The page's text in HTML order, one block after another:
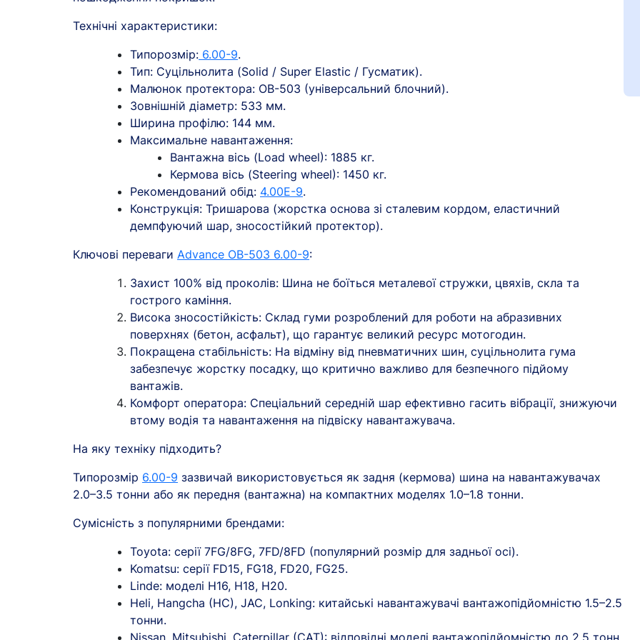
Кошик
У кошику немає товарів.
Помилка:Contact form не
Ваш номер надіслано.
Оператор зв’яжеться з
найближчим часом
Технічні характеристики:
Типорозмір: 6.00-9.
Тип: Суцільнолита (Solid / Super Elastic / Гусматик).
Малюнок протектора: OB-503 (універсальний блочний).
Зовнішній діаметр: 533 мм.
Ширина профілю: 144 мм.
Максимальне навантаження:
Вантажна вісь (Load wheel): 1885 кг.
Кермова вісь (Steering wheel): 1450 кг.
Рекомендований обід: 4.00E-9.
Конструкція: Тришарова (жорстка основа зі сталевим кордом, еластичний
демпфуючий шар, зносостійкий протектор).
Ключові переваги Advance OB-503 6.00-9:
Захист 100% від проколів: Шина не боїться металевої стружки, цвяхів, скла та
гострого каміння.
Висока зносостійкість: Склад гуми розроблений для роботи на абразивних
поверхнях (бетон, асфальт), що гарантує великий ресурс мотогодин.
Покращена стабільність: На відміну від пневматичних шин, суцільнолита гума
забезпечує жорстку посадку, що критично важливо для безпечного підйому
вантажів.
Комфорт оператора: Спеціальний середній шар ефективно гасить вібрації, знижуючи
втому водія та навантаження на підвіску навантажувача.
На яку техніку підходить?
Типорозмір 6.00-9 зазвичай використовується як задня (кермова) шина на навантажувачах
2.0–3.5 тонни або як передня (вантажна) на компактних моделях 1.0–1.8 тонни.
Сумісність з популярними брендами:
Toyota: серії 7FG/8FG, 7FD/8FD (популярний розмір для задньої осі).
Komatsu: серії FD15, FG18, FD20, FG25.
Linde: моделі H16, H18, H20.
Heli, Hangcha (HC), JAC, Lonking: китайські навантажувачі вантажопідйомністю 1.5–2.5
тонни.
Nissan, Mitsubishi, Caterpillar (CAT): відповідні моделі вантажопідйомністю до 2.5 тонн.